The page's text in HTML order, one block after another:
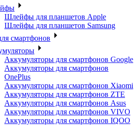
Шлейфы для планшетов Apple
Шлейфы для планшетов Samsung
смартфонов
Аккумуляторы для смартфонов Google
Аккумуляторы для смартфонов
OnePlus
Аккумуляторы для смартфонов Xiaomi
Аккумуляторы для смартфонов ZTE
Аккумуляторы для cмартфонов Asus
Аккумуляторы для смартфонов VIVO
Аккумуляторы для смартфонов IQOO